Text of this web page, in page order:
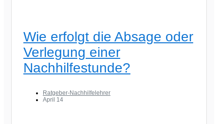
Wie erfolgt die Absage oder
Verlegung einer
Nachhilfestunde?
Ratgeber-Nachhilfelehrer
April 14